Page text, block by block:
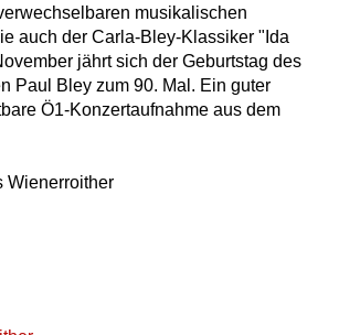
musikalischen
auch der Carla-Bley-Klassiker "Ida
jährt sich der Geburtstag des
Paul Bley zum 90. Mal. Ein guter
Ö1-Konzertaufnahme aus dem
Wienerroither